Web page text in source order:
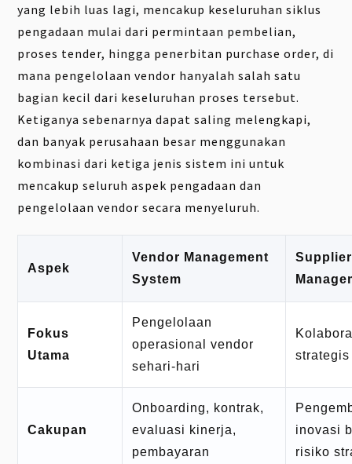
yang lebih luas lagi, mencakup keseluruhan siklus
pengadaan mulai dari permintaan pembelian,
proses tender, hingga penerbitan purchase order, di
mana pengelolaan vendor hanyalah salah satu
bagian kecil dari keseluruhan proses tersebut.
Ketiganya sebenarnya dapat saling melengkapi,
dan banyak perusahaan besar menggunakan
kombinasi dari ketiga jenis sistem ini untuk
mencakup seluruh aspek pengadaan dan
pengelolaan vendor secara menyeluruh.
Aspek
Vendor Management
System
Fokus
Utama
Pengelolaan
operasional vendor
sehari-hari
Cakupan
Onboarding, kontrak,
evaluasi kinerja,
pembayaran
inovasi
risiko